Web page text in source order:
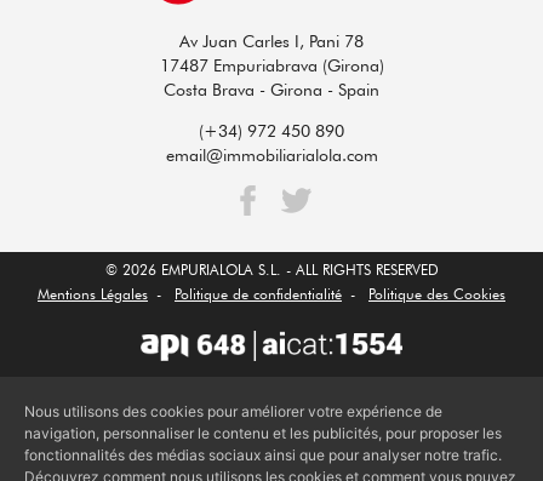
Av Juan Carles I, Pani 78
17487 Empuriabrava (Girona)
Costa Brava - Girona - Spain
(+34) 972 450 890
email@immobiliarialola.com
© 2026 EMPURIALOLA S.L. - ALL RIGHTS RESERVED
Mentions Légales - Politique de confidentialité - Politique des Cookies
Nous utilisons des cookies pour améliorer votre expérience de
navigation, personnaliser le contenu et les publicités, pour proposer les
fonctionnalités des médias sociaux ainsi que pour analyser notre trafic.
Découvrez comment nous utilisons les cookies et comment vous pouvez